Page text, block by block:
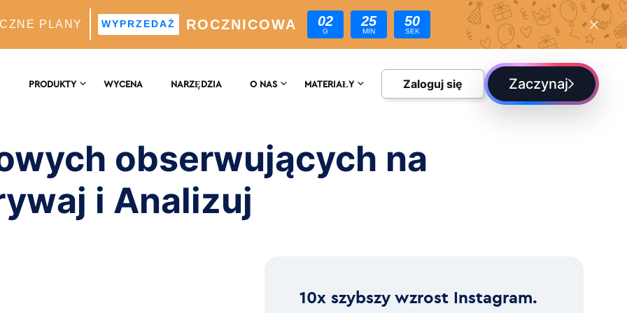
PLANY ROCZNICOWA
WYPRZEDAŻ 02
G
25
MIN
48
SEK
PRODUKTY
Silnik Wzrostu Oparty Na Sztucznej Inteligencji
W Czasie Rzeczywistym
WYCENA NARZĘDZIA O NAS
RECENZJE
MATERIAŁY
BLOG
Zaloguj się Zaczynaj
obserwujących na
i Analizuj
10x szybszy wzrost Instagram.